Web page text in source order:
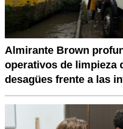
Almirante Brown
operativos de limpieza
desagües frente a las